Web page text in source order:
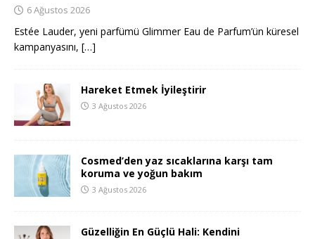
6 Ağustos 2026
Estée Lauder, yeni parfümü Glimmer Eau de Parfum’ün küresel
kampanyasını, […]
Hareket Etmek İyileştirir
3 Ağustos 2026
Cosmed’den yaz sıcaklarına karşı tam
koruma ve yoğun bakım
3 Ağustos 2026
Güzelliğin En Güçlü Hali: Kendini